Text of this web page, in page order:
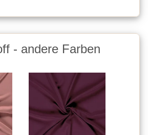
- andere Farben